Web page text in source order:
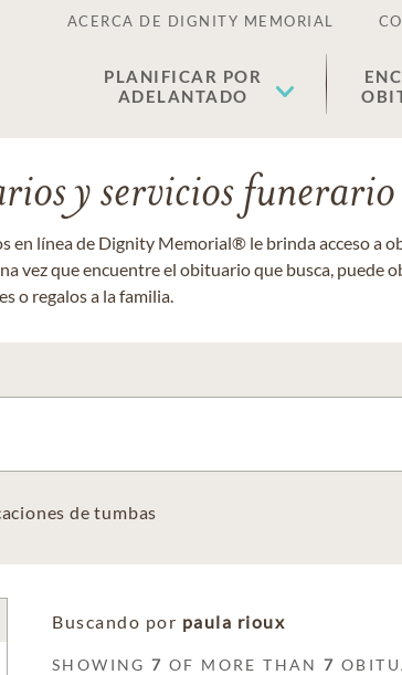
ACERCA DE DIGNITY MEMORIAL
PLANIFICAR POR
ADELANTADO
y servicios funerario
en línea de Dignity Memorial® le brinda acceso a
vez que encuentre el obituario que busca,
o regalos a la familia.
de tumbas
Buscando por paula rioux
SHOWING7 OF MORE THAN7